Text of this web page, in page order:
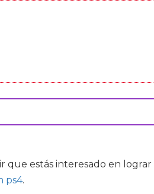
que estás interesado en lograr
ps4.